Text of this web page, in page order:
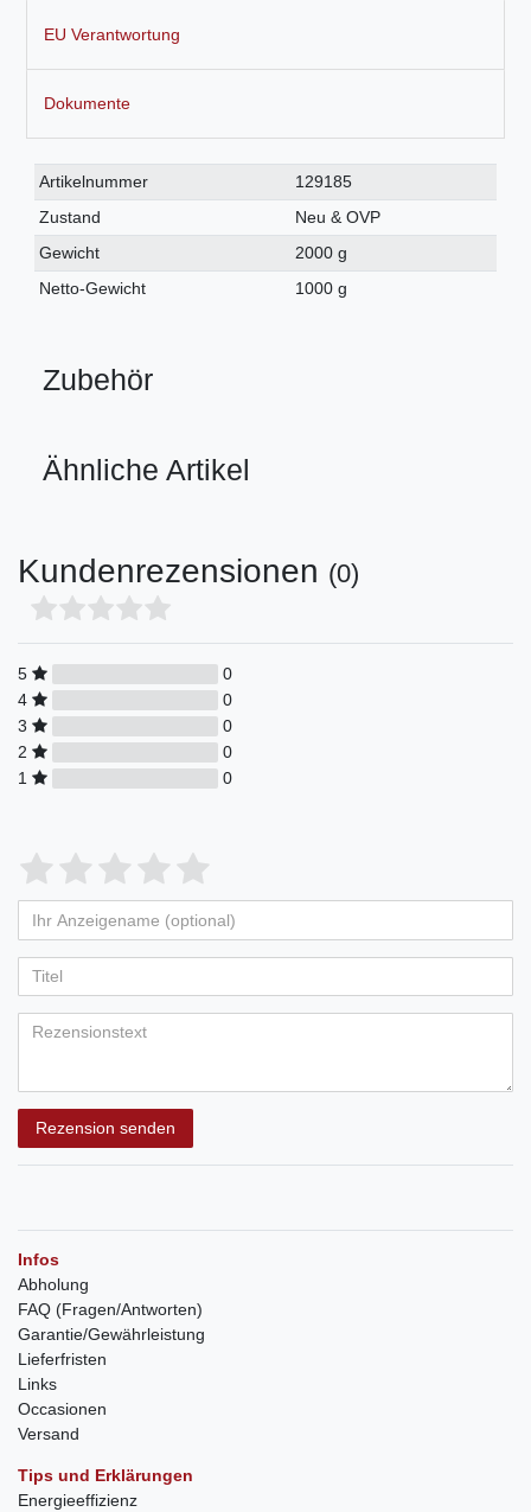
EU Verantwortung
Dokumente
Technisches
Merkmal
Wert
Artikelnummer
129185
Zustand
Neu & OVP
Gewicht
2000 g
Netto-Gewicht
1000 g
Zubehör
Ähnliche Artikel
Kundenrezensionen (0)
5
0
4
0
3
0
2
0
1
0
Rezension senden
Infos
Abholung
FAQ (Fragen/Antworten)
Garantie/Gewährleistung
Lieferfristen
Links
Occasionen
Versand
Tips und Erklärungen
Energieeffizienz